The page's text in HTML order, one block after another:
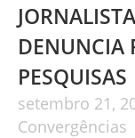
DEMOCRACIA.
ILEGÍTIMAS!
DENUNCIA
PESQUISAS
setembro 21,
Convergências